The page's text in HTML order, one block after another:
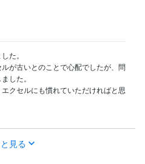
た。
が古いとのことで心配でしたが、問
した。
クセルにも慣れていただければと思
見る